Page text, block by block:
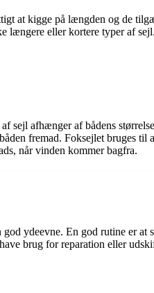
at kigge på længden og de
længere eller kortere typer af
sejl afhænger af bådens
fremad. Foksejlet bruges
når vinden kommer bagfra.
ydeevne. En god rutine er
brug for reparation eller